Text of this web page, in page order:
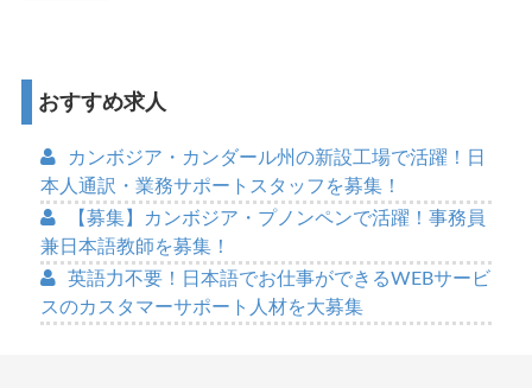
おすすめ求人
カンボジア・カンダール州の新設工場で活躍！日
本人通訳・業務サポートスタッフを募集！
【募集】カンボジア・プノンペンで活躍！事務員
兼日本語教師を募集！
英語力不要！日本語でお仕事ができるWEBサービ
スのカスタマーサポート人材を大募集